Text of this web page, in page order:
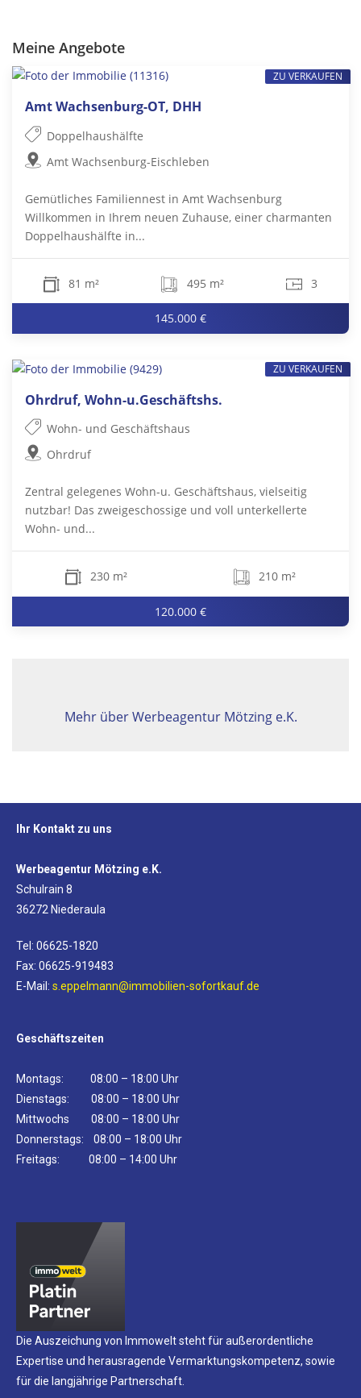
Meine Angebote
Amt Wachsenburg-OT, DHH
Doppelhaushälfte
Amt Wachsenburg-Eischleben
Gemütliches Familiennest in Amt Wachsenburg
Willkommen in Ihrem neuen Zuhause, einer charmanten
Doppelhaushälfte in...
81 m² 495 m² 3
145.000 €
ZU VERKAUFEN
Ohrdruf, Wohn-u.Geschäftshs.
Wohn- und Geschäftshaus
Ohrdruf
Zentral gelegenes Wohn-u. Geschäftshaus, vielseitig
nutzbar! Das zweigeschossige und voll unterkellerte
Wohn- und...
230 m² 210 m²
120.000 €
ZU VERKAUFEN
Mehr über Werbeagentur Mötzing e.K.
Ihr Kontakt zu uns
Werbeagentur Mötzing e.K.
Schulrain 8
36272 Niederaula
Tel: 06625-1820
Fax: 06625-919483
E-Mail: s.eppelmann@immobilien-sofortkauf.de
Geschäftszeiten
Montags: 08:00 – 18:00 Uhr
Dienstags: 08:00 – 18:00 Uhr
Mittwochs 08:00 – 18:00 Uhr
Donnerstags: 08:00 – 18:00 Uhr
Freitags: 08:00 – 14:00 Uhr
Die Auszeichung von Immowelt steht für außerordentliche
Expertise und herausragende Vermarktungskompetenz, sowie
für die langjährige Partnerschaft.